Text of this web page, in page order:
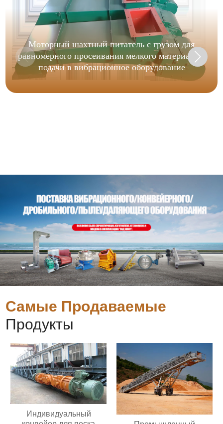
Моторный шахтный питатель с грузом для
равномерного просеивания мелкого материала и
подачи в вибрационное оборудование
Самые Продаваемые
Продукты
Индивидуальный